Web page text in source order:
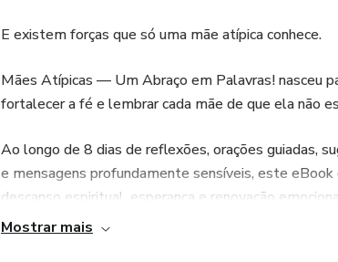
E existem forças que só uma mãe atípica conhece.
Mães Atípicas — Um Abraço em Palavras! nasceu
fortalecer a fé e lembrar cada mãe de que ela não
Ao longo de 8 dias de reflexões, orações guiadas,
e mensagens profundamente sensíveis, este
descanso espiritual, esperança e renovação
Mostrar mais